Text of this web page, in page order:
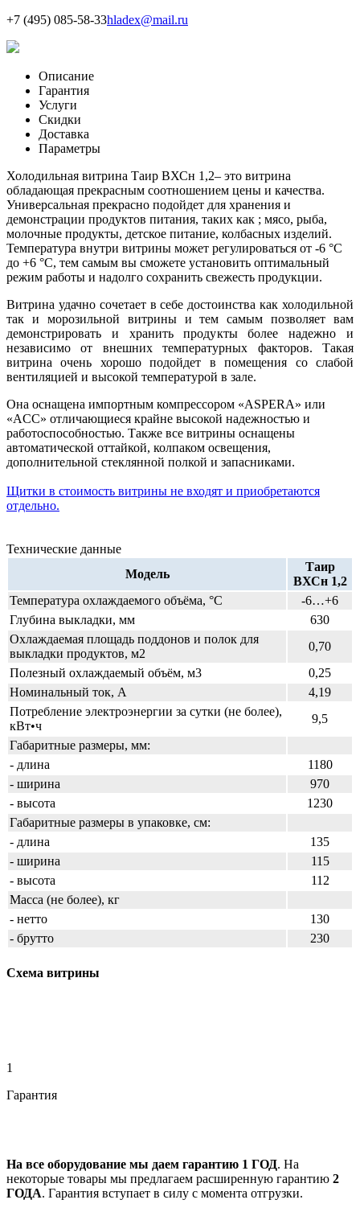
+7 (495) 085-58-33hladex@mail.ru
Описание
Гарантия
Услуги
Скидки
Доставка
Параметры
Холодильная витрина Таир ВХСн 1,2– это витрина
обладающая прекрасным соотношением цены и качества.
Универсальная прекрасно подойдет для хранения и
демонстрации продуктов питания, таких как ; мясо, рыба,
молочные продукты, детское питание, колбасных изделий.
Температура внутри витрины может регулироваться от -6 °С
до +6 °С, тем самым вы сможете установить оптимальный
режим работы и надолго сохранить свежесть продукции.
Витрина удачно сочетает в себе достоинства как холодильной
так и морозильной витрины и тем самым позволяет вам
демонстрировать и хранить продукты более надежно и
независимо от внешних температурных факторов. Такая
витрина очень хорошо подойдет в помещения со слабой
вентиляцией и высокой температурой в зале.
Она оснащена импортным компрессором «ASPERA» или
«ACC» отличающиеся крайне высокой надежностью и
работоспособностью. Также все витрины оснащены
автоматической оттайкой, колпаком освещения,
дополнительной стеклянной полкой и запасниками.
Щитки в стоимость витрины не входят и приобретаются
отдельно.
Технические данные
Модель
Таир
ВХСн 1,2
Температура охлаждаемого объёма, °C
-6…+6
Глубина выкладки, мм
630
Охлаждаемая площадь поддонов и полок для
выкладки продуктов, м2
0,70
Полезный охлаждаемый объём, м3
0,25
Номинальный ток, A
4,19
Потребление электроэнергии за сутки (не более),
кВт•ч
9,5
Габаритные размеры, мм:
- длина
1180
- ширина
970
- высота
1230
Габаритные размеры в упаковке, см:
- длина
135
- ширина
115
- высота
112
Масса (не более), кг
- нетто
130
- брутто
230
Схема витрины
1
Гарантия
На все оборудование мы даем гарантию 1 ГОД. На
некоторые товары мы предлагаем расширенную гарантию 2
ГОДА. Гарантия вступает в силу с момента отгрузки.